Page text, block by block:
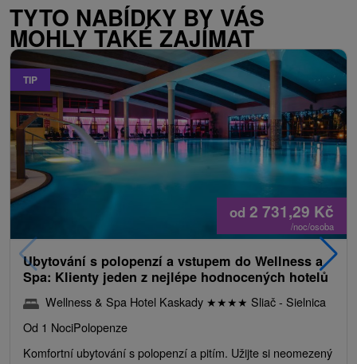
TYTO NABÍDKY BY VÁS
MOHLY TAKÉ ZAJÍMAT
TIP
od 2 731,29 Kč
/noc/osoba
Ubytování s polopenzí a vstupem do Wellness a
Spa: Klienty jeden z nejlépe hodnocených hotelů
Wellness & Spa Hotel Kaskady ★★★★ Sliač - Sielnica
Od 1 NociPolopenze
Komfortní ubytování s polopenzí a pitím. Užijte si neomezený